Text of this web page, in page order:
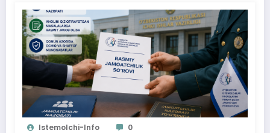
Istemolchi-Info 0